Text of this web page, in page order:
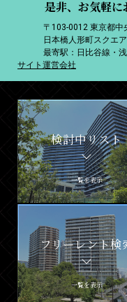
是非、お気軽に
〒103-0012 東京都中
日本橋人形町スクエ
最寄駅：日比谷線・
サイト運営会社
検討中リスト
一覧を表示
フリーレント検
一覧を表示